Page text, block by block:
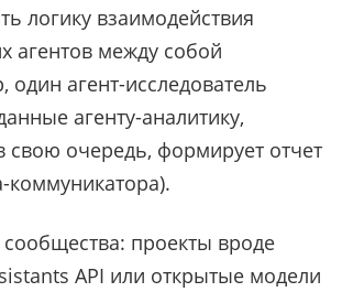
логику взаимодействия
агентов между собой
один агент-исследователь
агенту-аналитику,
свою очередь, формирует отчет
коммуникатора).
проекты вроде
API или открытые модели